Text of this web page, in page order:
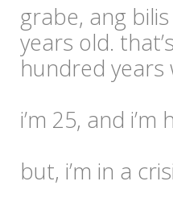
grabe, ang
years old.
hundred years
i’m 25, and i’m
but, i’m in a